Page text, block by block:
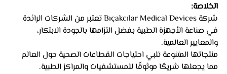
الخلاصة:
شركة Bıçakcılar Medical Devices تعتبر من الشركات الرائدة
في صناعة الأجهزة الطبية بفضل التزامها بالجودة الابتكار،
والمعايير العالمية.
منتجاتها المتنوعة تلبي احتياجات القطاعات الصحية حول العالم
مما يجعلها شريكًا موثوقًا للمستشفيات والمراكز الطبية.